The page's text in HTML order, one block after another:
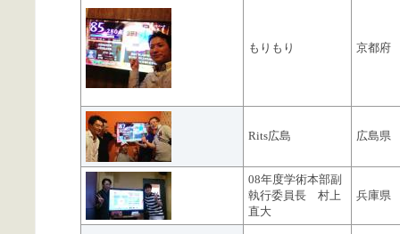
もりもり 京都府
Rits広島 広島県
08年度学術本部副
執行委員長 村上
直大
兵庫県